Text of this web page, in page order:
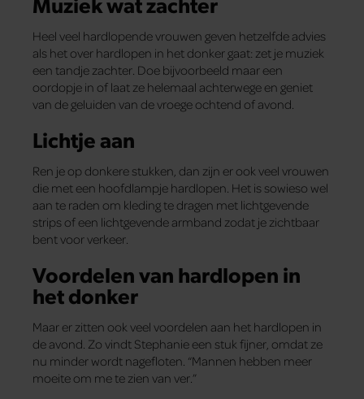
Heel veel hardlopende vrouwen geven hetzelfde advies
als het over hardlopen in het donker gaat: zet je muziek
een tandje zachter. Doe bijvoorbeeld maar een
oordopje in of laat ze helemaal achterwege en geniet
van de geluiden van de vroege ochtend of avond.
Lichtje aan
Ren je op donkere stukken, dan zijn er ook veel vrouwen
die met een hoofdlampje hardlopen. Het is sowieso wel
aan te raden om kleding te dragen met lichtgevende
strips of een lichtgevende armband zodat je zichtbaar
bent voor verkeer.
Voordelen van hardlopen in
het donker
Maar er zitten ook veel voordelen aan het hardlopen in
de avond. Zo vindt Stephanie een stuk fijner, omdat ze
nu minder wordt nagefloten. “Mannen hebben meer
moeite om me te zien van ver.”